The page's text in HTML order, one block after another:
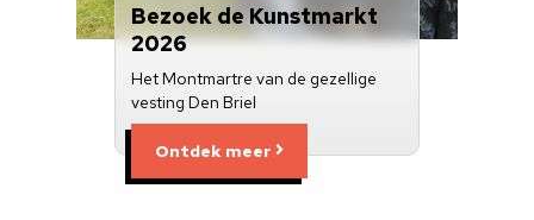
Bezoek de Kunstmarkt
2026
Het Montmartre van de gezellige
vesting Den Briel
Ontdek meer